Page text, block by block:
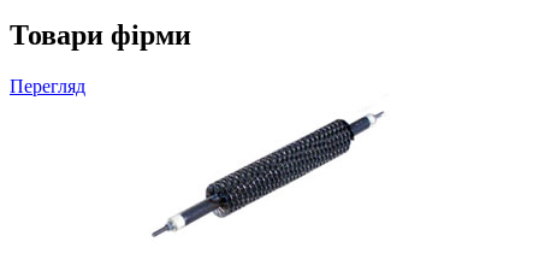
Товари фірми
Перегляд